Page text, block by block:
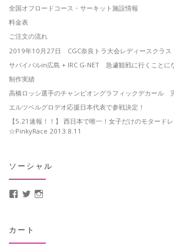
全国オフロードコース・サーキット施設情報
料金表
ご注文の流れ
2019年10月27日 CGC奈良トラ大会レディースクラス
サバイバルin広島 + IRC G-NET 急遽観戦に行くことに
制作実績
高橋ロッシ選手のチャンピオングラフィックデカール
エルツベルグロデオ応援日本代表で参戦決定！
【5.21速報！！】 西日本で唯一！女子だけのモタード
☆PinkyRace 2013.8.11
ソーシャル
MotoCrusader さんのプロフィールを
@MotoCrusader さんのプロフィー
カート